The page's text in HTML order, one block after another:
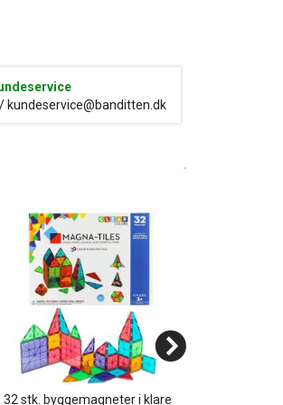
kundeservice@banditten.dk
32 stk. byggemagneter i klare